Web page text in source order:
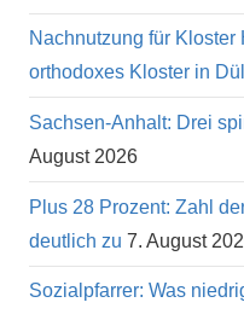
Nachnutzung für
orthodoxes Kloster in
Sachsen-Anhalt: Drei
August 2026
Plus 28 Prozent: Zahl
deutlich zu 7. August
Sozialpfarrer: Was